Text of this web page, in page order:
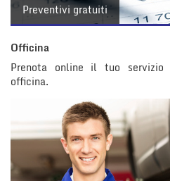
Preventivi gratuiti
Officina
Prenota online il tuo servizio
officina.